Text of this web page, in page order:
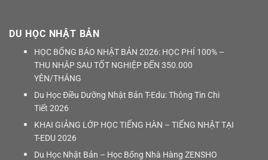
DU HỌC NHẬT BẢN
HỌC BỔNG BÁO NHẬT BẢN 2026: HỌC PHÍ 100% –
THU NHẬP SAU TỐT NGHIỆP ĐẾN 350.000
YÊN/THÁNG
Du Học Điều Dưỡng Nhật Bản T-Edu: Thông Tin Chi
Tiết 2026
KHAI GIẢNG LỚP HỌC TIẾNG HÀN – TIẾNG NHẬT TẠI
T-EDU 2026
Du Học Nhật Bản – Học Bổng Nhà Hàng ZENSHO